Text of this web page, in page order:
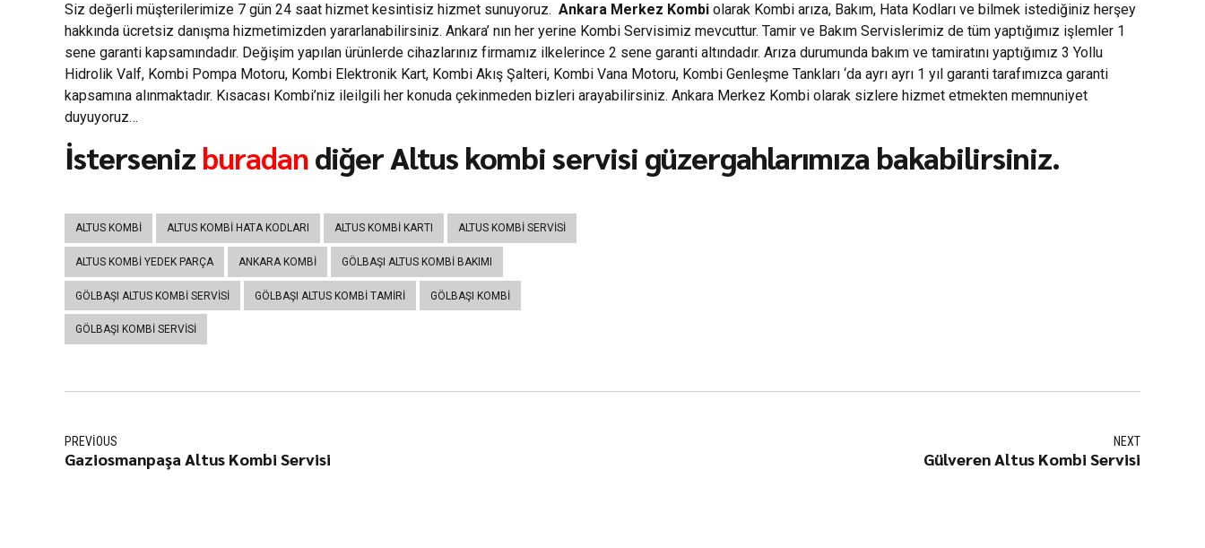
Siz değerli müşterilerimize 7 gün 24 saat hizmet kesintisiz hizmet sunuyoruz. Ankara Merkez Kombi olarak Kombi arıza, Bakım, Hata Kodları ve bilmek istediğiniz herşey
hakkında ücretsiz danışma hizmetimizden yararlanabilirsiniz. Ankara’ nın her yerine Kombi Servisimiz mevcuttur. Tamir ve Bakım Servislerimiz de tüm yaptığımız işlemler 1
sene garanti kapsamındadır. Değişim yapılan ürünlerde cihazlarınız firmamız ilkelerince 2 sene garanti altındadır. Arıza durumunda bakım ve tamiratını yaptığımız 3 Yollu
Hidrolik Valf, Kombi Pompa Motoru, Kombi Elektronik Kart, Kombi Akış Şalteri, Kombi Vana Motoru, Kombi Genleşme Tankları ‘da ayrı ayrı 1 yıl garanti tarafımızca garanti
kapsamına alınmaktadır. Kısacası Kombi’niz ileilgili her konuda çekinmeden bizleri arayabilirsiniz. Ankara Merkez Kombi olarak sizlere hizmet etmekten memnuniyet
duyuyoruz…
İsterseniz buradandiğer Altus kombi servisi güzergahlarımıza bakabilirsiniz.
ALTUS KOMBI ALTUS KOMBI HATA KODLARI ALTUS KOMBI KARTI ALTUS KOMBI SERVISI
ALTUS KOMBI YEDEK PARÇA ANKARA KOMBI GÖLBAŞI ALTUS KOMBI BAKIMI
GÖLBAŞI ALTUS KOMBI SERVISI GÖLBAŞI ALTUS KOMBI TAMIRI GÖLBAŞI KOMBI
GÖLBAŞI KOMBI SERVISI
PREVIOUS
Gaziosmanpaşa Altus Kombi Servisi
NEXT
Gülveren Altus Kombi Servisi